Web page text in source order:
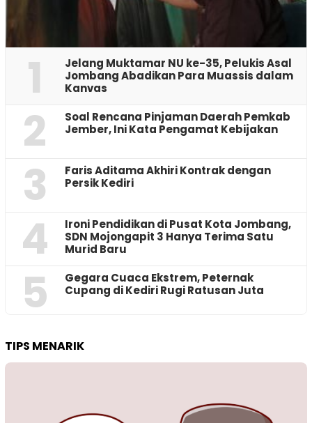
1
Jelang Muktamar NU ke-35, Pelukis Asal
Jombang Abadikan Para Muassis dalam
Kanvas
2
‎Soal Rencana Pinjaman Daerah Pemkab
Jember, Ini Kata Pengamat Kebijakan ‎
3
Faris Aditama Akhiri Kontrak dengan
Persik Kediri
4
Ironi Pendidikan di Pusat Kota Jombang,
SDN Mojongapit 3 Hanya Terima Satu
Murid Baru
5
‎Gegara Cuaca Ekstrem, Peternak
Cupang di Kediri Rugi Ratusan Juta
TIPS MENARIK